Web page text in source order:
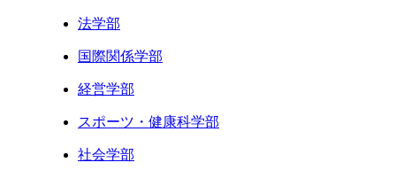
法学部
国際関係学部
経営学部
スポーツ・健康科学部
社会学部